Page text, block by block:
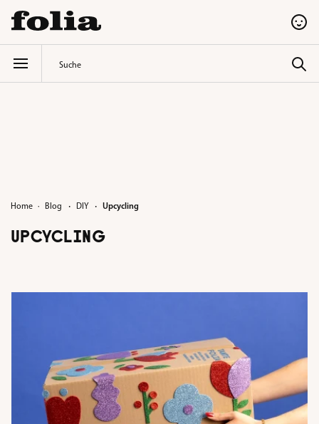
springen
Home Blog · DIY · Upcycling
UPCYCLING